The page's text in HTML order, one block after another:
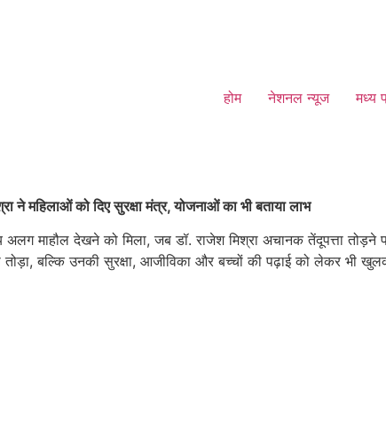
होम नेशनल न्यूज मध्य
महिलाओं को दिए सुरक्षा मंत्र, योजनाओं का भी बताया लाभ
माहौल देखने को मिला, जब डॉ. राजेश मिश्रा अचानक तेंदूपत्ता
बल्कि उनकी सुरक्षा, आजीविका और बच्चों की पढ़ाई को लेकर भी